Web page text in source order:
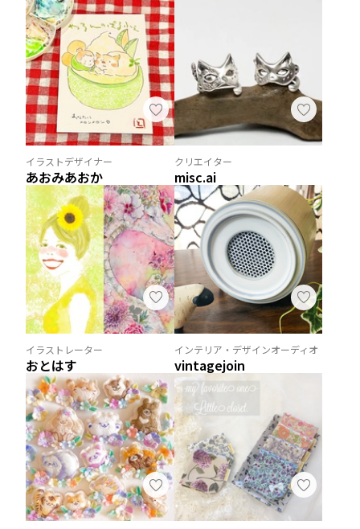
イラストデザイナー
あおみあおか
クリエイター
misc.ai
イラストレーター
おとはす
インテリア・デザインオーディオ
vintagejoin